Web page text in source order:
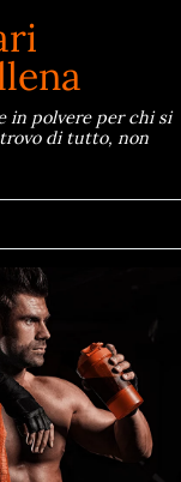
in polvere per chi si
di tutto, non